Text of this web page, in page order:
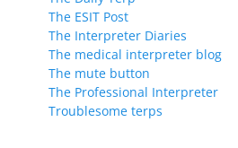
The ESIT Post
The Interpreter Diaries
The medical interpreter blog
The mute button
The Professional Interpreter
Troublesome terps